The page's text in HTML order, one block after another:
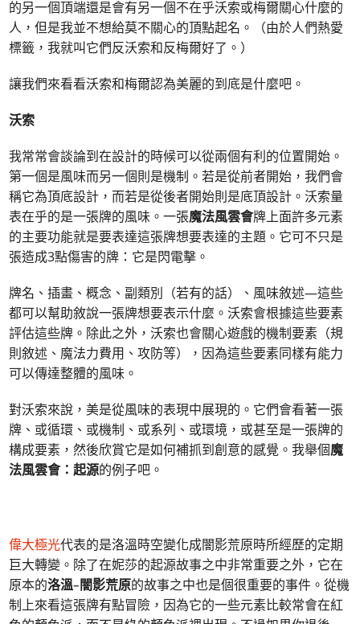
的另一個頂端還是會有另一個不在乎沃索或梅爾關心什麼的
人，但是我並不想給莫不關心的頂點起名。（由於人們熱愛
標籤，我就叫它們反沃索和反梅爾好了。）
讓我們來看看沃索和梅爾認為美麗的到底是什麼吧。
沃索
我常常會談論到在設計的時候可以從兩個有利的位置開始。
第一個是風味而另一個則是機制。若是從前者開始，我們會
稱它為頂底設計，而若是從後者開始則是底頂設計。沃索量
表在乎的是一張牌的風味。一張魔法風雲會牌上面許多元素
的主要功能就是要表達這張牌想要表達的主題。它可不只是
張造成3點傷害的牌：它是閃電擊。
牌名、插畫、概念、副類別（若有的話）、風味敘述—這些
都可以幫助敘說一張牌想要表示什麼。沃索會根據這些要素
評估這些牌。除此之外，沃索也會關心遊戲的機制要素（規
則敘述、魔法力費用、攻防等），因為這些要素同樣有能力
可以傳達整體的風味。
對沃索來說，美是從風味的表現中展現的。它們會看著一張
牌、或循環、或機制、或系列、或環境，或甚至是一張牌的
構成要素，然後欣賞它是如何補抓到創意的感覺。我舉個魔
法風雲會：起源的例子吧。
偉大極光代表的是洛溫時空變化成闇影荒原時所經歷的定期
巨大轉變。除了在妮莎的起源故事之中非常重要之外，它在
原本的洛溫–闇影荒原的故事之中也是個很重要的事件。從機
制上來看這張牌有點冒險，因為它的一些元素比較常會在紅